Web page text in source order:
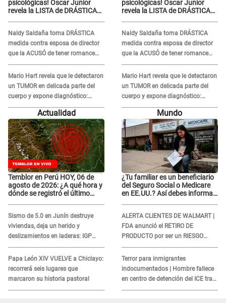
psicológicas! Óscar Junior
revela la LISTA de DRÁSTICAS
en 'La Bella Luz' tras caso
Naldy Saldaña
Naldy Saldaña toma DRÁSTICA
medida contra esposa de director
que la ACUSÓ de tener romance
con él: "Muy triste..."
Mario Hart revela que le detectaron
un TUMOR en delicada parte del
cuerpo y expone diagnóstico:
"Dolores muy fuertes..."
psicológicas! Óscar Junior
revela la LISTA de DRÁSTICAS
en 'La Bella Luz' tras caso
Naldy Saldaña
Naldy Saldaña toma DRÁSTICA
medida contra esposa de director
que la ACUSÓ de tener romance
con él: "Muy triste..."
Mario Hart revela que le detectaron
un TUMOR en delicada parte del
cuerpo y expone diagnóstico:
"Dolores muy fuertes..."
Actualidad
Temblor en Perú HOY, 06 de
agosto de 2026: ¿A qué hora y
dónde se registró el último
Sismo de 5.0 en Junín destruye
viviendas, deja un herido y
deslizamientos en laderas: IGP
alerta sobre posibles réplicas
Papa León XIV VUELVE a Chiclayo:
recorrerá seis lugares que
marcaron su historia pastoral
Mundo
¿Tu familiar es un beneficiario
del Seguro Social o Medicare
en EE.UU.? Así debes informar
ALERTA CLIENTES DE WALMART |
FDA anunció el RETIRO DE
PRODUCTO por ser un RIESGO
MORTAL para consumidores: ¿Cuál
es?
Terror para inmigrantes
indocumentados | Hombre fallece
en centro de detención del ICE tras
sufrir una "emergencia médica"